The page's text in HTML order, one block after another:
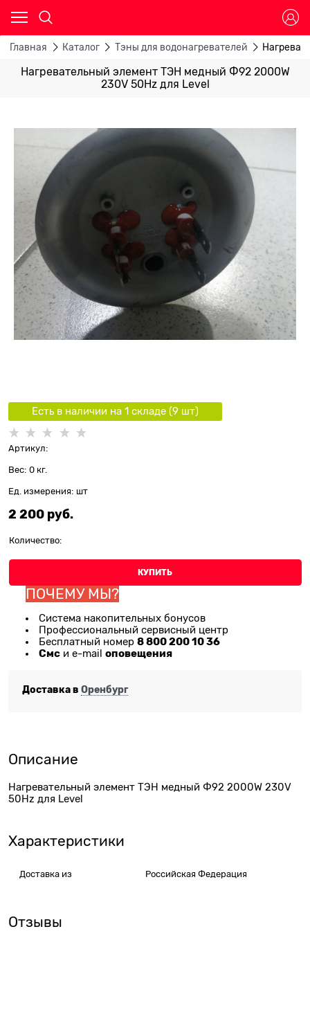
Главная Каталог Тэны для водонагревателей
Нагревательный элемент ТЭН медный Ф92 2000W
230V 50Hz для Level
Есть в наличии на 1 складe (9 шт)
Артикул:
Вес: 0 кг.
Ед. измерения: шт
2 200 руб.
Количество:
КУПИТЬ
ПОЧЕМУ МЫ?
Система накопительных бонусов
Профессиональный сервисный центр
Бесплатный номер 8 800 200 10 36
Смс и e-mail оповещения
Доставка в Оренбург
Описание
Нагревательный элемент ТЭН медный Ф92 2000W 230V
50Hz для Level
Характеристики
Доставка из Российская Федерация
Отзывы